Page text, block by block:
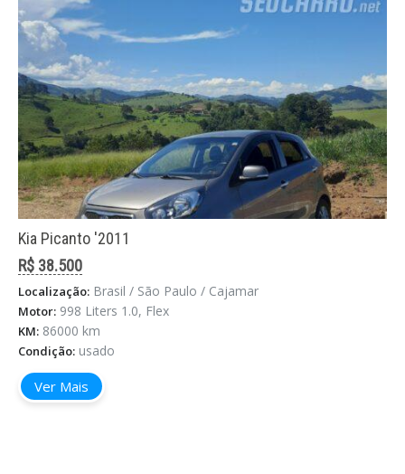
Kia Picanto '2011
R$ 38.500
Localização: Brasil / São Paulo / Cajamar
Motor: 998 Liters 1.0, Flex
KM: 86000 km
Condição: usado
Ver Mais